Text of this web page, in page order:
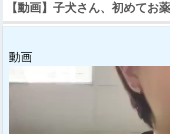
【動画】子犬さん、初めてお
動画